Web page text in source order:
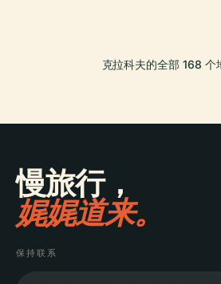
克拉科夫的全部 168 个
慢旅行，
娓娓道来。
保持联系